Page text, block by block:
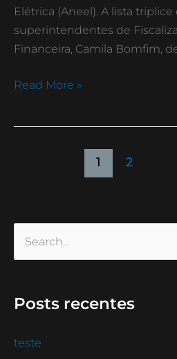
Elétrica (Aneel). A lista
superintendentes de
Financeira, Camila Bomfim,
Read More »
1 2
q
Posts recentes
teste